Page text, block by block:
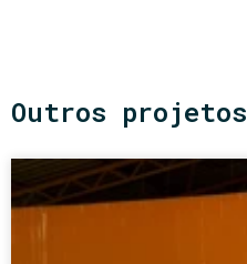
Outros projetos